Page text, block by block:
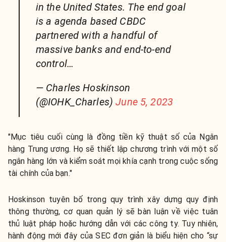
in the United States. The end goal
is a agenda based CBDC
partnered with a handful of
massive banks and end-to-end
control…
— Charles Hoskinson
(@IOHK_Charles)June 5, 2023
"Mục tiêu cuối cùng là đồng tiền kỹ thuật số của Ngân
hàng Trung ương. Họ sẽ thiết lập chương trình với một số
ngân hàng lớn và kiểm soát mọi khía cạnh trong cuộc sống
tài chính của bạn."
Hoskinson tuyên bố trong quy trình xây dựng quy định
thông thường, cơ quan quản lý sẽ bàn luận về việc tuân
thủ luật pháp hoặc hướng dẫn với các công ty. Tuy nhiên,
hành động mới đây của SEC đơn giản là biểu hiện cho “sự